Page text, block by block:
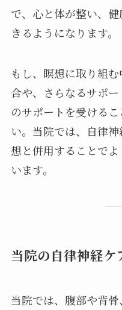
で、心と体が整い、
きるようになります。
もし、瞑想に取り組
合や、さらなるサポ
のサポートを受ける
い。当院では、自律
想と併用することで
います。
当院の自律神経ケ
当院では、腹部や背